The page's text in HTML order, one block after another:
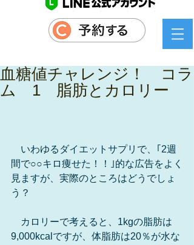
血糖値チャレンジ！ コラ
ム 1 脂肪とカロリー
いわゆるダイエットサプリで、｢2週
間で○○キロ痩せた！！｣的な広告をよく
見ますが、実際のところはどうでしょ
う？
カロリーで考えると、1kgの脂肪は
9,000kcalですが、体脂肪は20％が水な